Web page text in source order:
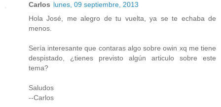
Carlos lunes, 09 septiembre, 2013
Hola José, me alegro de tu vuelta, ya se te echaba de
menos.
Sería interesante que contaras algo sobre owin xq me tiene
despistado, ¿tienes previsto algún articulo sobre este
tema?
Saludos
--Carlos